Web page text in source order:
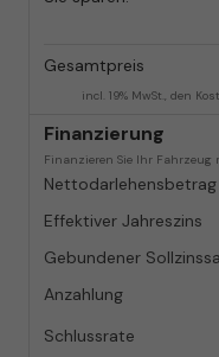
Gesamtpreis
incl. 19% MwSt., den
Finanzierung
Finanzieren Sie Ihr Fahrzeug
Nettodarlehensbetrag
Effektiver Jahreszins
Gebundener
Anzahlung
Schlussrate